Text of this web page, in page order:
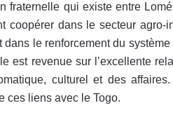
fraternelle qui existe entre
coopérer dans le secteur
le renforcement du
est revenue sur l’excellente
culturel et des
ces liens avec le Togo.